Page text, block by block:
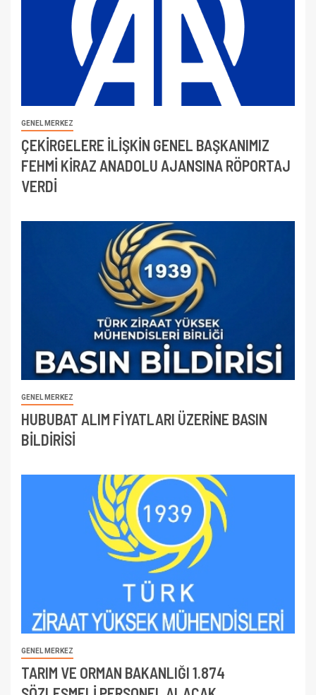
GENEL MERKEZ
ÇEKİRGELERE İLİŞKİN GENEL BAŞKANIMIZ
FEHMİ KİRAZ ANADOLU AJANSINA RÖPORTAJ
VERDİ
GENEL MERKEZ
HUBUBAT ALIM FİYATLARI ÜZERİNE BASIN
BİLDİRİSİ
GENEL MERKEZ
TARIM VE ORMAN BAKANLIĞI 1.874